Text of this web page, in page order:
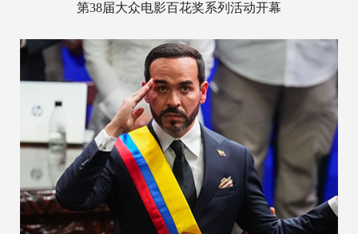
第38届大众电影百花奖系列活动开幕